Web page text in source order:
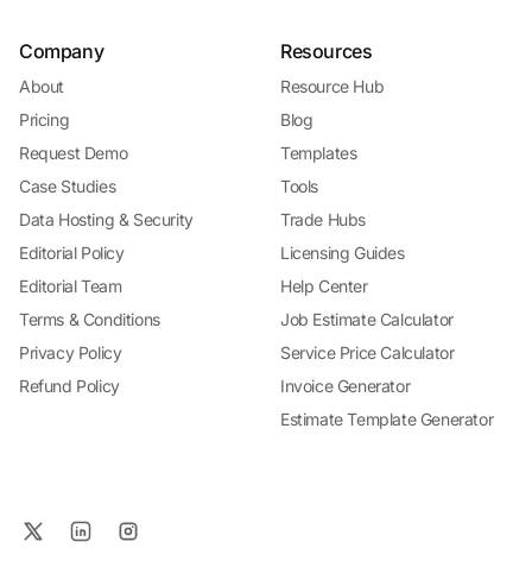
Company
About
Pricing
Request Demo
Case Studies
Data Hosting & Security
Editorial Policy
Editorial Team
Terms & Conditions
Privacy Policy
Refund Policy
Resources
Resource Hub
Blog
Templates
Tools
Trade Hubs
Licensing Guides
Help Center
Job Estimate Calculator
Service Price Calculator
Invoice Generator
Estimate Template Generator